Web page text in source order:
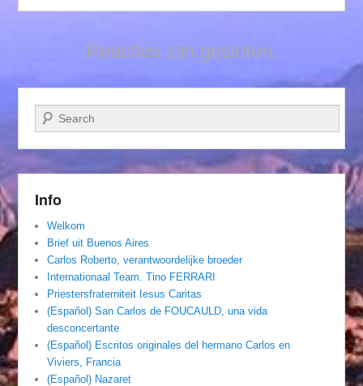
Reacties zijn gesloten.
Zoeken
Info
Welkom
Brief uit Buenos Aires
Carlos Roberto, verantwoordelijke broeder
Internationaal Team. Tino FERRARI
Priestersfraterniteit Iesus Caritas
(Español) San Carlos de FOUCAULD, una vida
desconcertante
(Español) Escritos originales del hermano Carlos en
Viviers, Francia
(Español) Nazaret